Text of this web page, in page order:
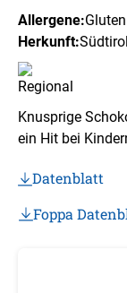
Allergene:Gluten
Herkunft:Südtirol
Knusprige
ein Hit bei
Datenblatt
Foppa